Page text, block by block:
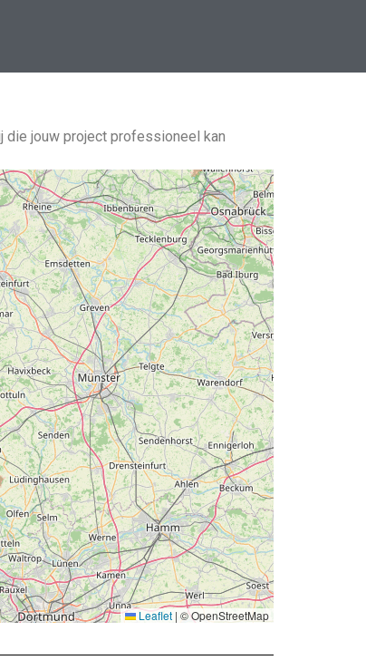
die jouw project professioneel kan
Leaflet | © OpenStreetMap